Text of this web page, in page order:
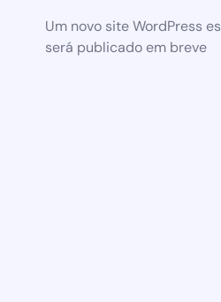
Um novo site WordPress
será publicado em breve